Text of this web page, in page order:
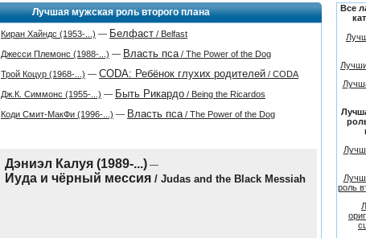
Все
роль
Лучшая мужская роль второго плана
Киран Хайндс (1953-...) — Белфаст / Belfast
Джесси Племонс (1988-...) — Власть пса / The Power of the Dog
Трой Коцур (1968-...) — CODA: Ребёнок глухих родителей / CODA
Дж.К. Симмонс (1955-...) — Быть Рикардо / Being the Ricardos
Коди Смит-МакФи (1996-...) — Власть пса / The Power of the Dog
Дэниэл Калуя (1989-...) —
Иуда и чёрный мессия / Judas and the Black Messiah